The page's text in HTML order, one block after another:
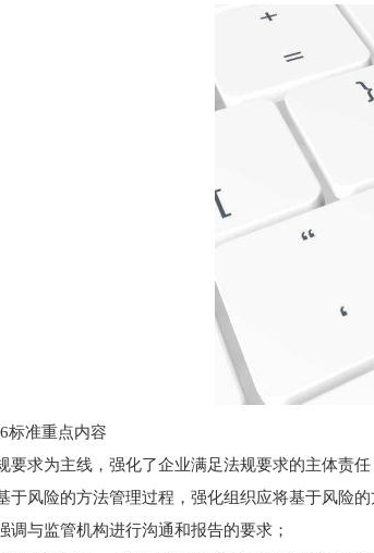
标准重点内容
要求为主线，强化了企业满足法规要求的主体责任
于风险的方法管理过程，强化组织应将基于风险
调与监管机构进行沟通和报告的要求；